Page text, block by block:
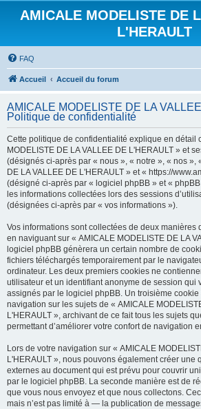
AMICALE MODELISTE DE
L'HERAULT
FAQ
Accueil Accueil du forum
AMICALE MODELISTE DE LA
Politique de confidentialité
Cette politique de confidentialité explique en détail
MODELISTE DE LA VALLEE DE L'HERAULT » et
(désignés ci-après par « nous », « notre », « nos »,
DE LA VALLEE DE L'HERAULT » et « https://
(désigné ci-après par « logiciel phpBB » et «
les informations collectées lors des sessions
(désignées ci-après par « vos informations »).
Vos informations sont collectées de deux manières
en naviguant sur « AMICALE MODELISTE DE LA
logiciel phpBB génèrera un certain nombre de
fichiers téléchargés temporairement par le
ordinateur. Les deux premiers cookies ne
utilisateur et un identifiant anonyme de session qui
assignés par le logiciel phpBB. Un troisième cookie
navigation sur les sujets de « AMICALE
L'HERAULT », archivant de ce fait tous les sujets
permettant d’améliorer votre confort de navigation
Lors de votre navigation sur « AMICALE
L'HERAULT », nous pouvons également créer une
externes au document qui est prévu pour couvrir
par le logiciel phpBB. La seconde manière est de
que vous nous envoyez et que nous collectons.
mais n’est pas limité à — la publication de